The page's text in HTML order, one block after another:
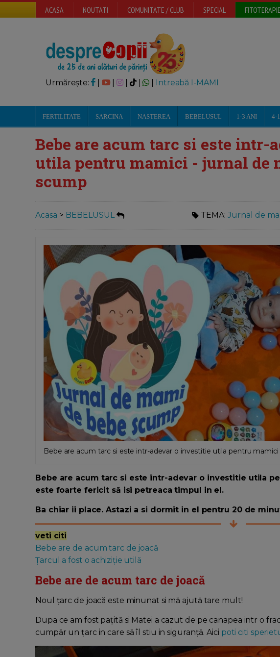
ACASA NOUTATI COMUNITATE / CLUB SPECIAL FITOTERAPIE
Urmărește: | | Intreabă I-MAMI
FERTILITATE SARCINA NASTEREA BEBELUSUL 1-3 ANI 4-
Bebe are acum tarc si este
utila pentru mamici - jurnal de
scump
Acasa > BEBELUSUL TEMA: Jurnal de
Bebe are acum tarc si este intr-adevar o investitie utila pentru
Bebe are acum tarc si este intr-adevar o investitie utila
este foarte fericit să isi petreaca timpul in el.
Ba chiar ii place. Astazi a si dormit in el pentru 20 de
veti citi
Bebe are de acum tarc de joacă
Țarcul a fost o achiziție utilă
Bebe are de acum tarc de joacă
Noul țarc de joacă este minunat si mă ajută tare mult!
Dupa ce am fost pațită si Matei a cazut de pe canapea intr o
cumpăr un țarc in care să îl stiu in siguranță. Aici poti citi